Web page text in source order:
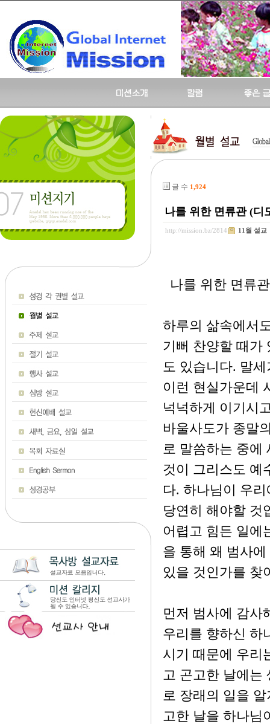
글 수 1,924
나를 위한 면류관 (디
http://mission.bz/2814 11월 설교
나를 위한 면류
하루의 삶속에서
기뻐 찬양할 때가
도 있습니다. 말
이런 현실가운데
넉넉하게 이기시
바울사도가 종말
로 말씀하는 중에
것이 그리스도 예
다. 하나님이 우
당연히 해야할 것
어렵고 힘든 일에
을 통해 왜 범사
있을 것인가를 찾
먼저 범사에 감사
우리를 향하신 하
시기 때문에 우리
고 곤고한 날에는
로 장래의 일을
고한 날을 하나님